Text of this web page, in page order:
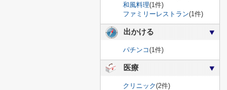
和風料理(1件)
ファミリーレストラン(1件)
出かける
パチンコ(1件)
医療
クリニック(2件)